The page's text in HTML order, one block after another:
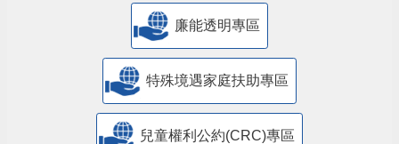
廉能透明專區
特殊境遇家庭扶助專區
兒童權利公約(CRC)專區